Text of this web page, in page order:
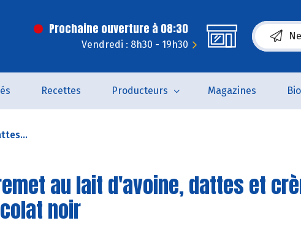
Prochaine ouverture à 08:30
Vendredi : 8h30 - 19h30 (s’ouvre
Recettes Producteurs Magazines
au lait d'avoine, dattes et
noir